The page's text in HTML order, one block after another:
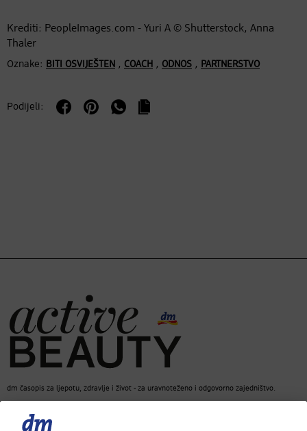
Krediti: PeopleImages.com - Yuri A © Shutterstock, Anna
Thaler
Oznake: BITI OSVIJEŠTEN , COACH , ODNOS , PARTNERSTVO
Podijeli:
dm časopis za ljepotu, zdravlje i život - za uravnoteženo i odgovorno zajedništvo.